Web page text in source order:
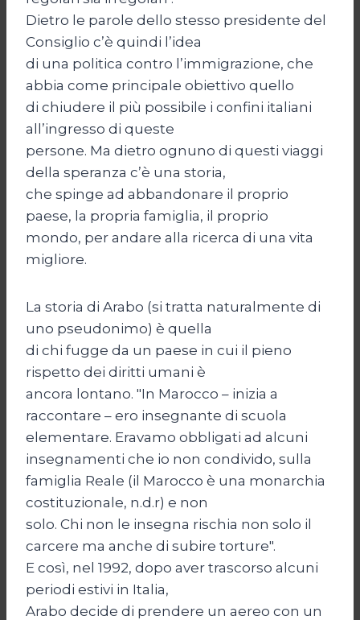
Dietro le parole dello stesso presidente del
Consiglio c’è quindi l’idea
di una politica contro l’immigrazione, che
abbia come principale obiettivo quello
di chiudere il più possibile i confini italiani
all’ingresso di queste
persone. Ma dietro ognuno di questi viaggi
della speranza c’è una storia,
che spinge ad abbandonare il proprio
paese, la propria famiglia, il proprio
mondo, per andare alla ricerca di una vita
migliore.
La storia di Arabo (si tratta naturalmente di
uno pseudonimo) è quella
di chi fugge da un paese in cui il pieno
rispetto dei diritti umani è
ancora lontano. "In Marocco – inizia a
raccontare – ero insegnante di scuola
elementare. Eravamo obbligati ad alcuni
insegnamenti che io non condivido, sulla
famiglia Reale (il Marocco è una monarchia
costituzionale, n.d.r) e non
solo. Chi non le insegna rischia non solo il
carcere ma anche di subire torture".
E così, nel 1992, dopo aver trascorso alcuni
periodi estivi in Italia,
Arabo decide di prendere un aereo con un